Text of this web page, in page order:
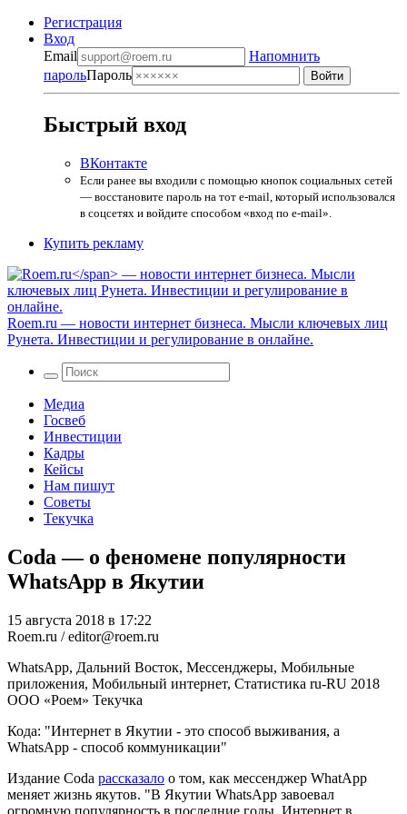
Регистрация
Вход
Email
Напомнить
парольПароль
Быстрый вход
ВКонтакте
Если ранее вы входили с помощью кнопок социальных сетей
— восстановите пароль на тот e-mail, который использовался
в соцсетях и войдите способом «вход по e-mail».
Купить рекламу
Roem.ru — новости интернет бизнеса. Мысли ключевых лиц
Рунета. Инвестиции и регулирование в онлайне.
Медиа
Госвеб
Инвестиции
Кадры
Кейсы
Нам пишут
Советы
Текучка
Coda — о феномене популярности
WhatsApp в Якутии
15 августа 2018 в 17:22
Roem.ru / editor@roem.ru
WhatsApp, Дальний Восток, Мессенджеры, Мобильные
приложения, Мобильный интернет, Статистика ru-RU 2018
ООО «Роем» Текучка
Кода: "Интернет в Якутии - это способ выживания, а
WhatsApp - способ коммуникации"
Издание Coda рассказало о том, как мессенджер WhatApp
меняет жизнь якутов. "В Якутии WhatsApp завоевал
огромную популярность в последние годы. Интернет в